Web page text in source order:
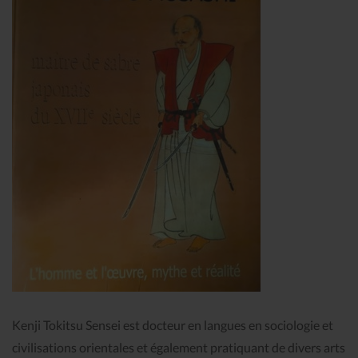
Kenji Tokitsu Sensei est docteur en langues en sociologie et
civilisations orientales et également pratiquant de divers arts